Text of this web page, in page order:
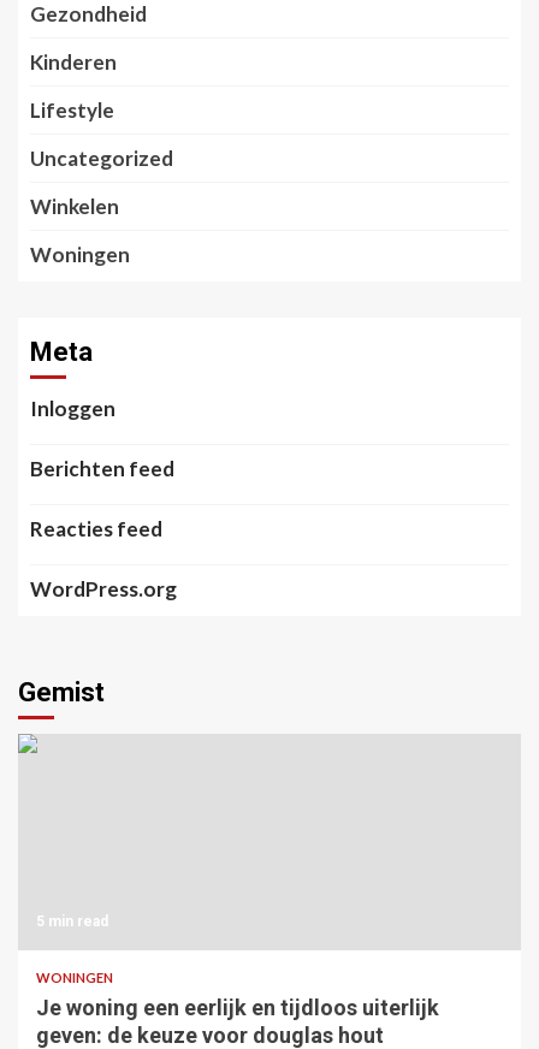
Gezondheid
Kinderen
Lifestyle
Uncategorized
Winkelen
Woningen
Meta
Inloggen
Berichten feed
Reacties feed
WordPress.org
Gemist
5 min read
WONINGEN
Je woning een eerlijk en tijdloos uiterlijk
geven: de keuze voor douglas hout